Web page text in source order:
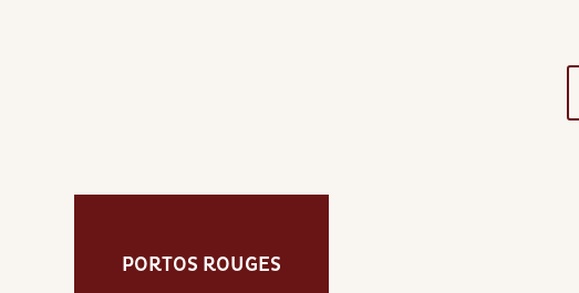
PORTOS ROUGES